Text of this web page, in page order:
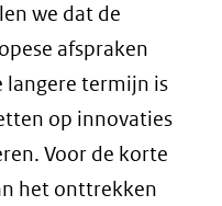
we dat de
afspraken
langere termijn is
op innovaties
Voor de korte
het onttrekken